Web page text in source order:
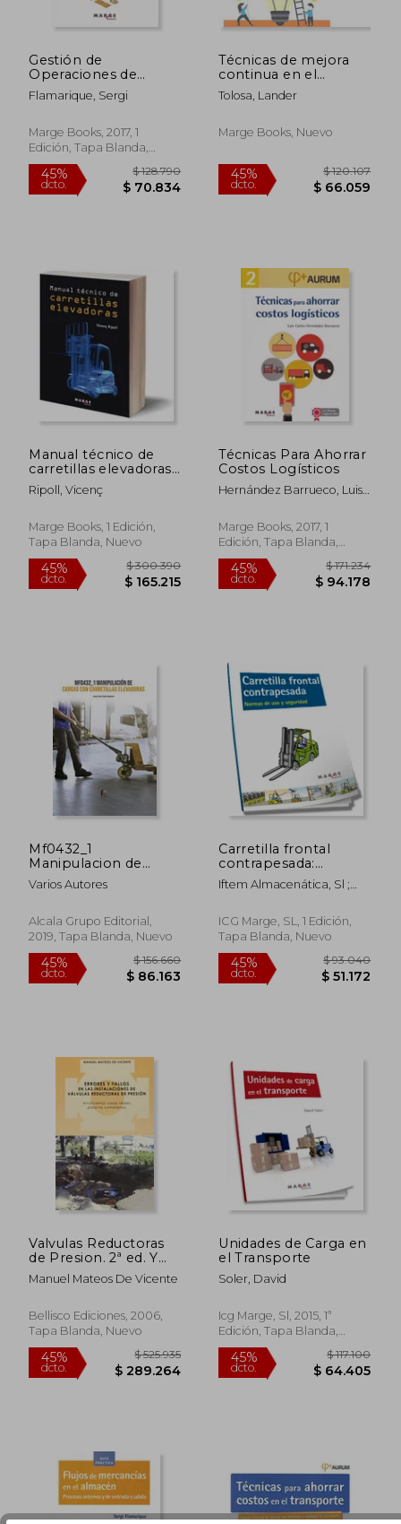
Gestión de
Operaciones de
Almacenaje
Flamarique, Sergi
Marge Books, 2017, 1
Edición, Tapa Blanda,
Nuevo
45%
dcto.
Técnicas de mejora
continua en el
transporte (Biblioteca
de logística) (Spanish
Tolosa, Lander
Marge Books, Nuevo
45%
dcto.
Manual técnico de
carretillas elevadoras:
2 (GESTIONA)
Ripoll, Vicenç
Marge Books, 1 Edición,
Tapa Blanda, Nuevo
45%
dcto.
$ 300.390
$ 165.215
Técnicas Para Ahorrar
Costos Logísticos
Hernández Barrueco, Luis
Marge Books, 2017, 1
Edición, Tapa Blanda,
Nuevo
45%
dcto.
Mf0432_1
Manipulacion de
Cargas con Carretillas
Elevadoras
Varios Autores
Alcala Grupo Editorial,
2019, Tapa Blanda, Nuevo
45%
dcto.
$ 156.660
$ 86.163
Carretilla frontal
contrapesada:
Normas de uso y
seguridad (Biblioteca
Iftem Almacenática, Sl ;
ICG Marge, SL, 1 Edición,
Tapa Blanda, Nuevo
45%
Valvulas Reductoras
de Presion. 2ª ed. Y
Errores y Fallos en las
Instalaciones de
de Presion (Son 2
Libros- no se Venden
Manuel Mateos De Vicente
Bellisco Ediciones, 2006,
Tapa Blanda, Nuevo
Unidades de Carga en
el Transporte
Soler, David
Icg Marge, Sl, 2015, 1ª
Edición, Tapa Blanda,
Nuevo